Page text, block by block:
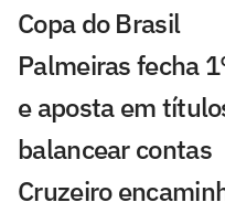
Copa do Brasil
Palmeiras fecha
e aposta em
balancear contas
Cruzeiro